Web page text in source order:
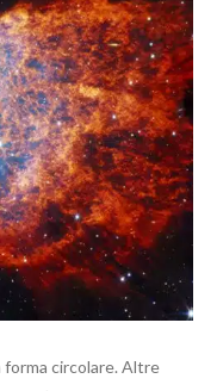
forma circolare. Altre